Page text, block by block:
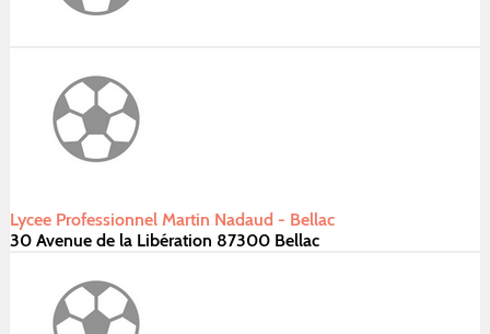
Lycee Professionnel Martin Nadaud - Bellac
30 Avenue de la Libération 87300 Bellac